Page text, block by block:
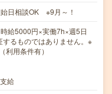
日相談OK ※9月～！
給5000円×実働7h×週5日
るものではありません。※
利用条件有）
給